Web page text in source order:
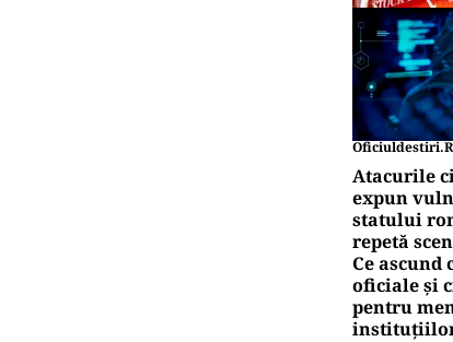
Atacurile
expun
statului
repetă
Ce
oficiale și
pentru